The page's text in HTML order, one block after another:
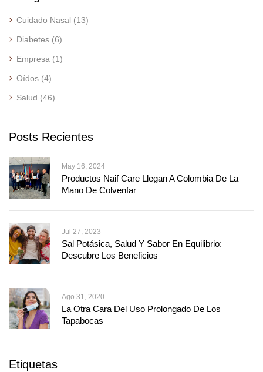
Cuidado Nasal (13)
Diabetes (6)
Empresa (1)
Oídos (4)
Salud (46)
Posts Recientes
May 16, 2024
Productos Naif Care Llegan A Colombia De La
Mano De Colvenfar
Jul 27, 2023
Sal Potásica, Salud Y Sabor En Equilibrio:
Descubre Los Beneficios
Ago 31, 2020
La Otra Cara Del Uso Prolongado De Los
Tapabocas
Etiquetas